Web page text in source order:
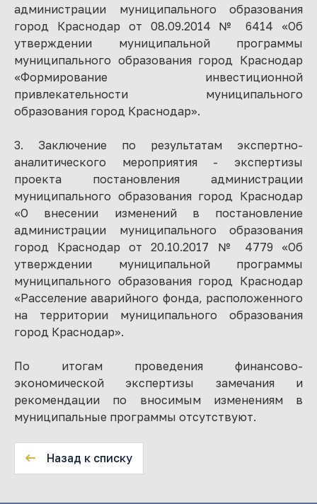
администрации муниципального образования
город Краснодар от 08.09.2014 № 6414 «Об
утверждении муниципальной программы
муниципального образования город Краснодар
«Формирование инвестиционной
привлекательности муниципального
образования город Краснодар».
3. Заключение по результатам экспертно-
аналитического мероприятия - экспертизы
проекта постановления администрации
муниципального образования город Краснодар
«О внесении изменений в постановление
администрации муниципального образования
город Краснодар от 20.10.2017 № 4779 «Об
утверждении муниципальной программы
муниципального образования город Краснодар
«Расселение аварийного фонда, расположенного
на территории муниципального образования
город Краснодар».
По итогам проведения финансово-
экономической экспертизы замечания и
рекомендации по вносимым изменениям в
муниципальные программы отсутствуют.
Назад к списку